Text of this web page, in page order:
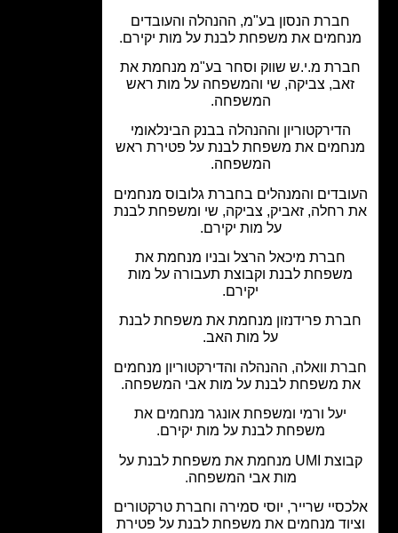
חברת הנסון בע"מ, ההנהלה והעובדים
את משפחת לבנת על מות יקירם.
מ.י.ש שווק וסחר בע"מ מנחמת את
צביקה, שי והמשפחה על מות ראש
המשפחה.
הדירקטוריון וההנהלה בבנק הבינלאומי
את משפחת לבנת על פטירת ראש
המשפחה.
והמנהלים בחברת גלובוס מנחמים
רחלה, זאביק, צביקה, שי ומשפחת לבנת
על מות יקירם.
חברת מיכאל הרצל ובניו מנחמת את
לבנת וקבוצת תעבורה על מות
פרידנזון מנחמת את משפחת לבנת
על מות האב.
וואלה, ההנהלה והדירקטוריון מנחמים
משפחת לבנת על מות אבי המשפחה.
יעל ורמי ומשפחת אונגר מנחמים את
משפחת לבנת על מות יקירם.
קבוצת UMI מנחמת את משפחת לבנת על
מות אבי המשפחה.
שרייר, יוסי סמירה וחברת טרקטורים
מנחמים את משפחת לבנת על פטירת